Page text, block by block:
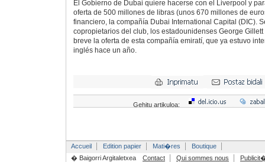
El Gobierno de Dubai quiere hacerse con el Liverpool y
oferta de 500 millones de libras (unos 670 millones de
financiero, la compañía Dubai International Capital (DIC).
copropietarios del club, los estadounidenses George
breve la oferta de esta compañía emiratí, que ya estuvo
inglés hace un año.
Gehitu artikuloa:
Accueil Edition papier Mati�res
Boutique
� Baigorri Argitaletxea
Contact Qui sommes nous